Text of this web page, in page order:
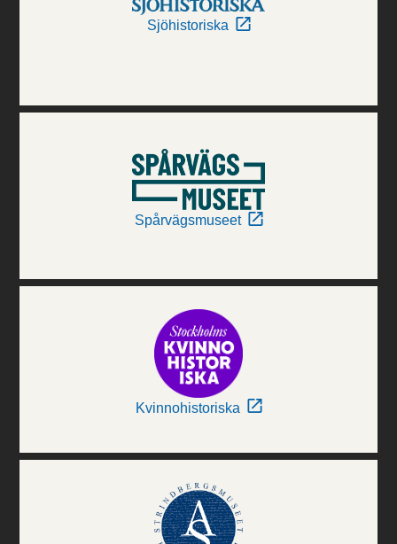
Sjöhistoriska
Spårvägsmuseet
Kvinnohistoriska